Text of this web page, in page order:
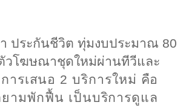
ประกันชีวิต ทุ่มงบประมาณ 80
วโฆษณาชุดใหม่ผ่านทีวีและ
ารเสนอ 2 บริการใหม่ คือ
ามพักฟื้น เป็นบริการดูแล